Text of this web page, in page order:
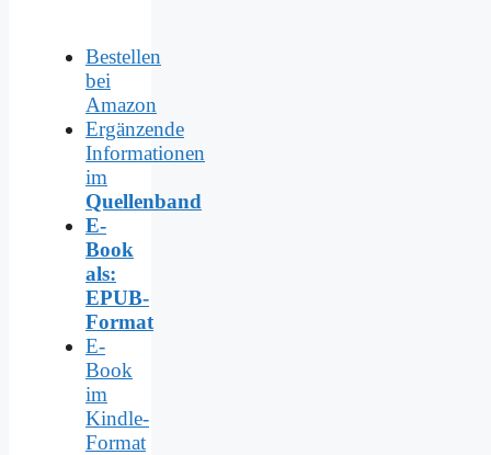
Bestellen
bei
Amazon
Ergänzende
Informationen
im
Quellenband
E-
Book
als:
EPUB-
Format
E-
Book
im
Kindle-
Format